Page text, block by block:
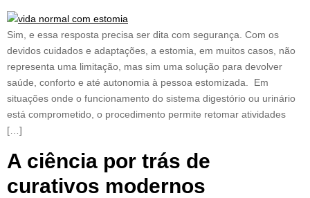
Sim, e essa resposta precisa ser dita com segurança. Com os
devidos cuidados e adaptações, a estomia, em muitos casos, não
representa uma limitação, mas sim uma solução para devolver
saúde, conforto e até autonomia à pessoa estomizada. Em
situações onde o funcionamento do sistema digestório ou urinário
está comprometido, o procedimento permite retomar atividades
[…]
A ciência por trás de
curativos modernos